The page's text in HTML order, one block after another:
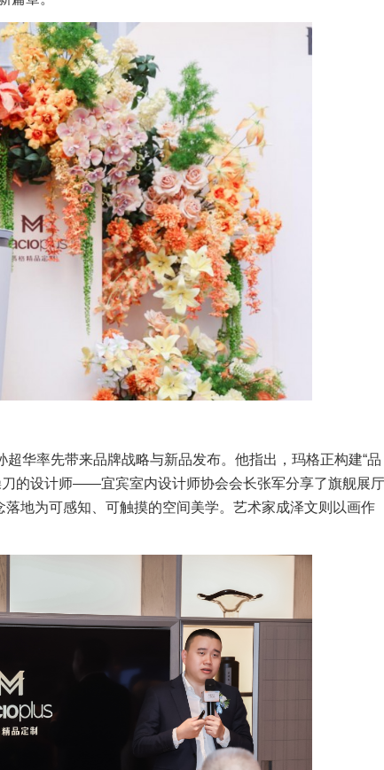
率先带来品牌战略与新品发布。他指出，玛格正构建“品
的设计师——宜宾室内设计师协会会长张军分享了旗舰展厅
地为可感知、可触摸的空间美学。艺术家成泽文则以画作